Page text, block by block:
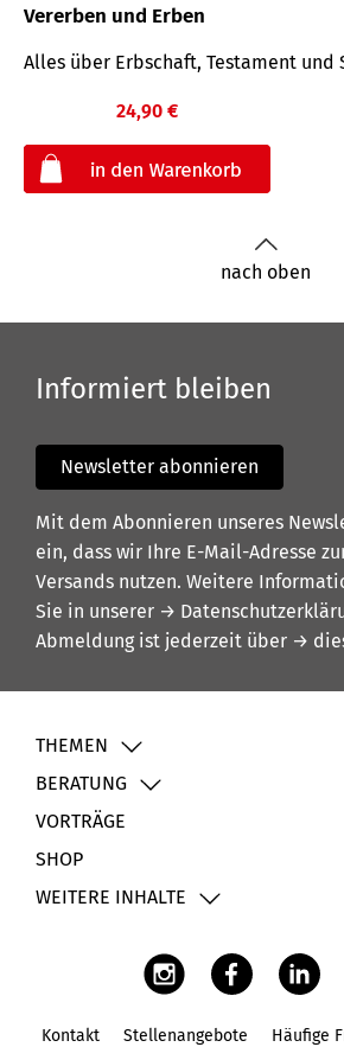
Vererben und Erben
Alles über Erbschaft, Testament und
24,90 €
nach oben
Informiert bleiben
Newsletter abonnieren
Mit dem Abonnieren unseres
ein, dass wir Ihre E-Mail-Adresse
Versands nutzen. Weitere
Sie in unserer →
Abmeldung ist jederzeit über →
THEMEN
BERATUNG
VORTRÄGE
SHOP
WEITERE INHALTE
Kontakt Stellenangebote Häufige